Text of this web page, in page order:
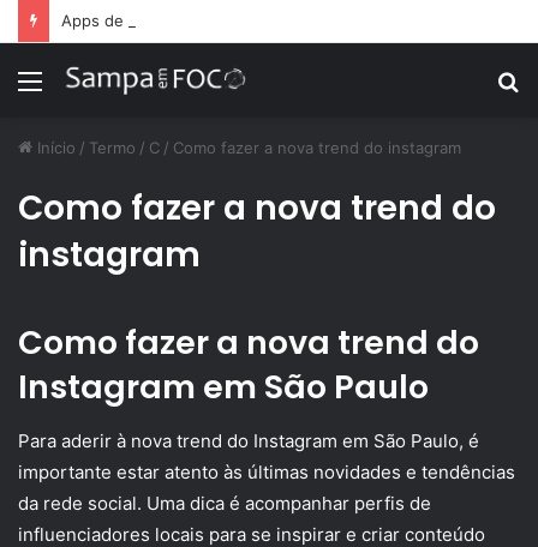
Menu
Início / Termo / C / Como fazer a nova trend do instagram
Como fazer a nova trend do
instagram
Como fazer a nova trend do
Instagram em São Paulo
Para aderir à nova trend do Instagram em São Paulo, é
importante estar atento às últimas novidades e tendências
da rede social. Uma dica é acompanhar perfis de
influenciadores locais para se inspirar e criar conteúdo